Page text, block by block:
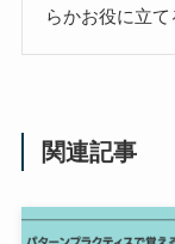
らかお役に立て
関連記事